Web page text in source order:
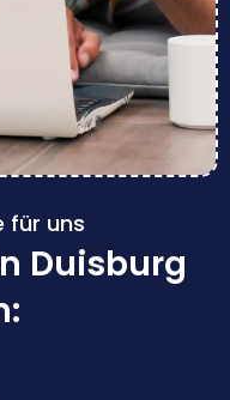
für uns
Duisburg